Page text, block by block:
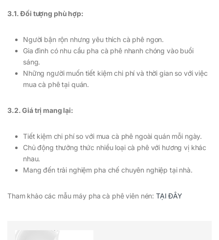
3.1. Đối tượng phù hợp:
Người bận rộn nhưng yêu thích cà phê ngon.
Gia đình có nhu cầu pha cà phê nhanh chóng vào buổi
sáng.
Những người muốn tiết kiệm chi phí và thời gian so với việc
mua cà phê tại quán.
3.2. Giá trị mang lại:
Tiết kiệm chi phí so với mua cà phê ngoài quán mỗi ngày.
Chủ động thưởng thức nhiều loại cà phê với hương vị khác
nhau.
Mang đến trải nghiệm pha chế chuyên nghiệp tại nhà.
Tham khảo các mẫu máy pha cà phê viên nén: TẠI ĐÂY